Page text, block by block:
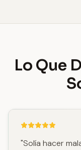
Lo Que
"Solía hacer